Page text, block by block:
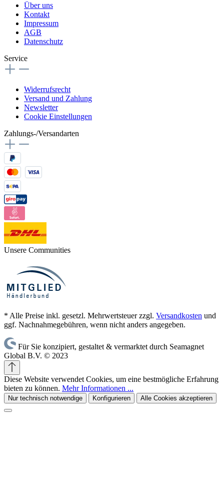
Über uns
Kontakt
Impressum
AGB
Datenschutz
Service
Widerrufsrecht
Versand und Zahlung
Newsletter
Cookie Einstellungen
Zahlungs-/Versandarten
Unsere Communities
* Alle Preise inkl. gesetzl. Mehrwertsteuer zzgl. Versandkosten und
ggf. Nachnahmegebühren, wenn nicht anders angegeben.
Für Sie konzipiert, gestaltet & vermarktet durch Seamagnet
Global B.V. © 2023
Diese Website verwendet Cookies, um eine bestmögliche Erfahrung
bieten zu können. Mehr Informationen ...
Nur technisch notwendige Konfigurieren Alle Cookies akzeptieren